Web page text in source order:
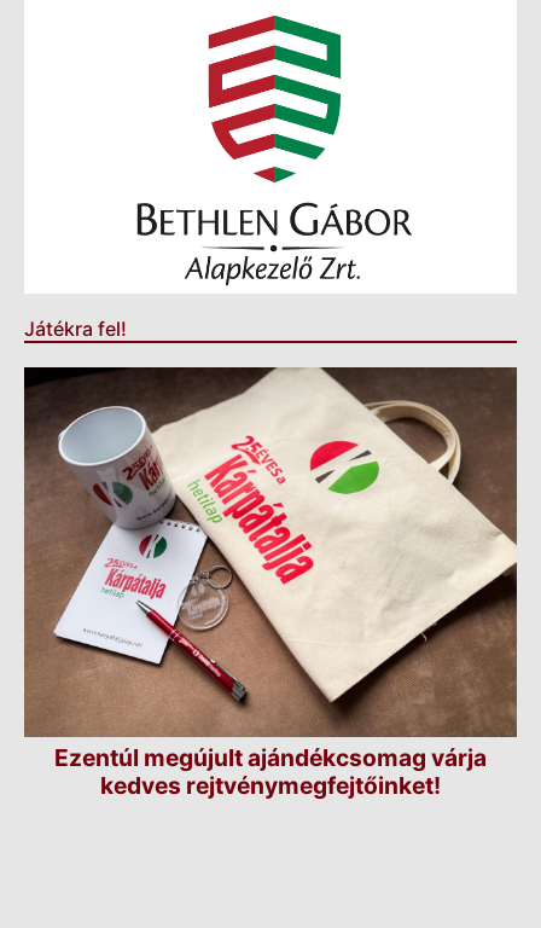
Játékra fel!
Ezentúl megújult ajándékcsomag várja
kedves rejtvénymegfejtőinket!